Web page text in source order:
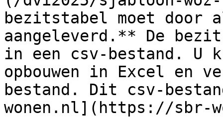
bezitstabel moet door
aangeleverd.** De
in een csv-bestand. U
opbouwen in Excel en
bestand. Dit csv-
wonen.nl](https://sbr-